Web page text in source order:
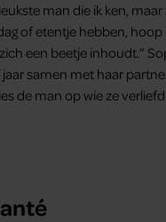
man die ik ken,
of etentje hebben, hoop
een beetje inhoudt.”
samen met haar
de man op wie ze